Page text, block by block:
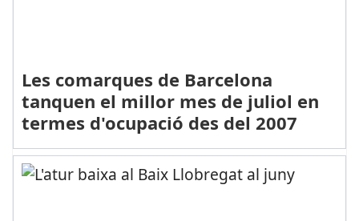
Les comarques de Barcelona
tanquen el millor mes de juliol en
termes d'ocupació des del 2007